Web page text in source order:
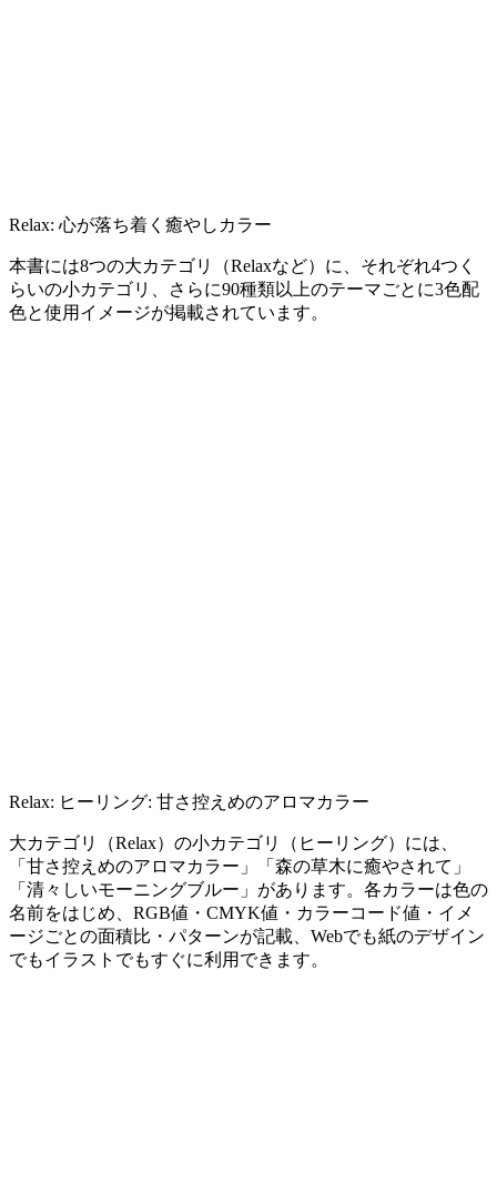
Relax: 心が落ち着く癒やしカラー
本書には8つの大カテゴリ（Relaxなど）に、それぞれ4つく
らいの小カテゴリ、さらに90種類以上のテーマごとに3色配
色と使用イメージが掲載されています。
Relax: ヒーリング: 甘さ控えめのアロマカラー
大カテゴリ（Relax）の小カテゴリ（ヒーリング）には、
「甘さ控えめのアロマカラー」「森の草木に癒やされて」
「清々しいモーニングブルー」があります。各カラーは色の
名前をはじめ、RGB値・CMYK値・カラーコード値・イメ
ージごとの面積比・パターンが記載、Webでも紙のデザイン
でもイラストでもすぐに利用できます。